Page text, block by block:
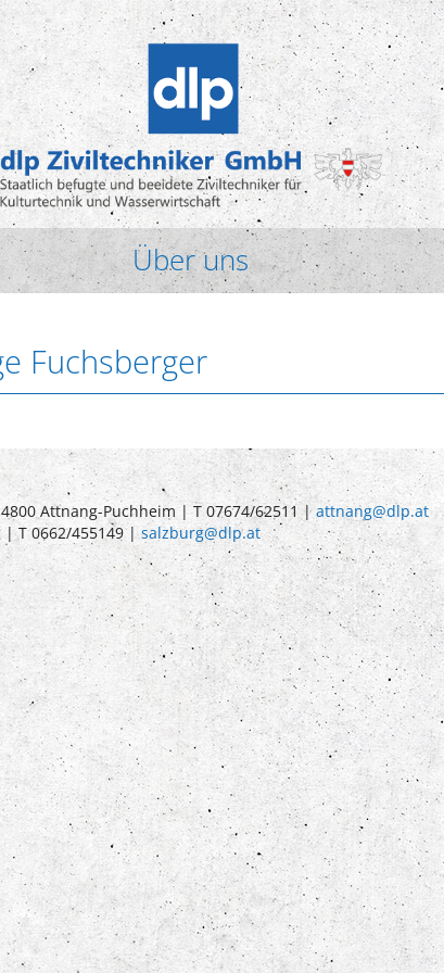
Über uns
Fuchsberger
Attnang-Puchheim | T 07674/62511 |attnang@dlp.at
| T 0662/455149 |salzburg@dlp.at